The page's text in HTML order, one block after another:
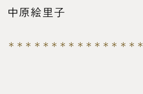
中原絵里子
＊＊＊＊＊＊＊＊＊＊＊＊＊＊＊＊